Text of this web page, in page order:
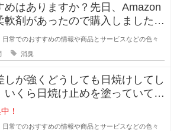
めはありますか？先日、Amazon
軟剤があったので購入しました
でした。
日常でのおすすめの情報や商品とサービスなどの色々
消臭
しが強くどうしても日焼けしてし
いくら日焼け止めを塗っていても
てしまいます。
！
日常でのおすすめの情報や商品とサービスなどの色々